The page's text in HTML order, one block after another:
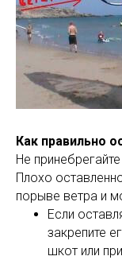
Как правильно
Не
Плохо
порыве ветра и
Если
закрепите
шкот или